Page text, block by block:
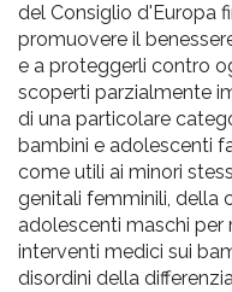
del Consiglio d'Europa
promuovere il
e a proteggerli contro
scoperti parzialmente
di una particolare
bambini e adolescenti
come utili ai minori
genitali femminili, della
adolescenti maschi per
interventi medici sui
disordini della